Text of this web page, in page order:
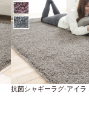
抗菌シャギーラグ-アイラ